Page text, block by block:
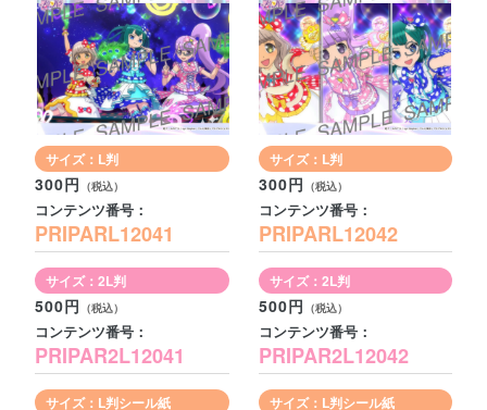
サイズ：L判
300円
コンテンツ番号：
PRIPARL12041
サイズ：2L判
500円
コンテンツ番号：
PRIPAR2L12041
サイズ：L判シール紙
サイズ：L判
300円
コンテンツ番号：
PRIPARL12042
サイズ：2L判
500円
コンテンツ番号：
PRIPAR2L12042
サイズ：L判シール紙